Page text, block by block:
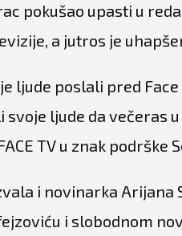
pokušao upasti u
a jutros je
ljude poslali pred
svoje ljude da večeras
TV u znak podrške
i novinarka Arijana
i slobodnom